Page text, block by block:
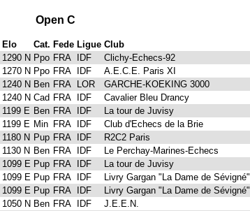
Open C
Elo Cat. Fede Ligue Club
1290 N Ppo FRA IDF
Clichy-Echecs-92
1270 N Ppo FRA IDF
A.E.C.E. Paris XI
1240 N Ben FRA LOR
GARCHE-KOEKING 3000
1240 N Cad FRA IDF
Cavalier Bleu Drancy
1199 E Ben FRA IDF
La tour de Juvisy
1199 E Min FRA IDF
Club d'Echecs de la Brie
1180 N Pup FRA IDF
R2C2 Paris
1130 N Ben FRA IDF
Le Perchay-Marines-Echecs
1099 E Pup FRA IDF
La tour de Juvisy
1099 E Pup FRA IDF
Livry Gargan "La Dame de Sévigné"
1099 E Pup FRA IDF
Livry Gargan "La Dame de Sévigné"
1050 N Ben FRA IDF
J.E.E.N.